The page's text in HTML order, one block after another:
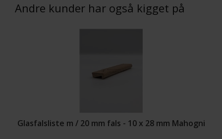
Andre kunder har også kigget på
Glasfalsliste m / 20 mm fals - 10 x 28 mm Mahogni